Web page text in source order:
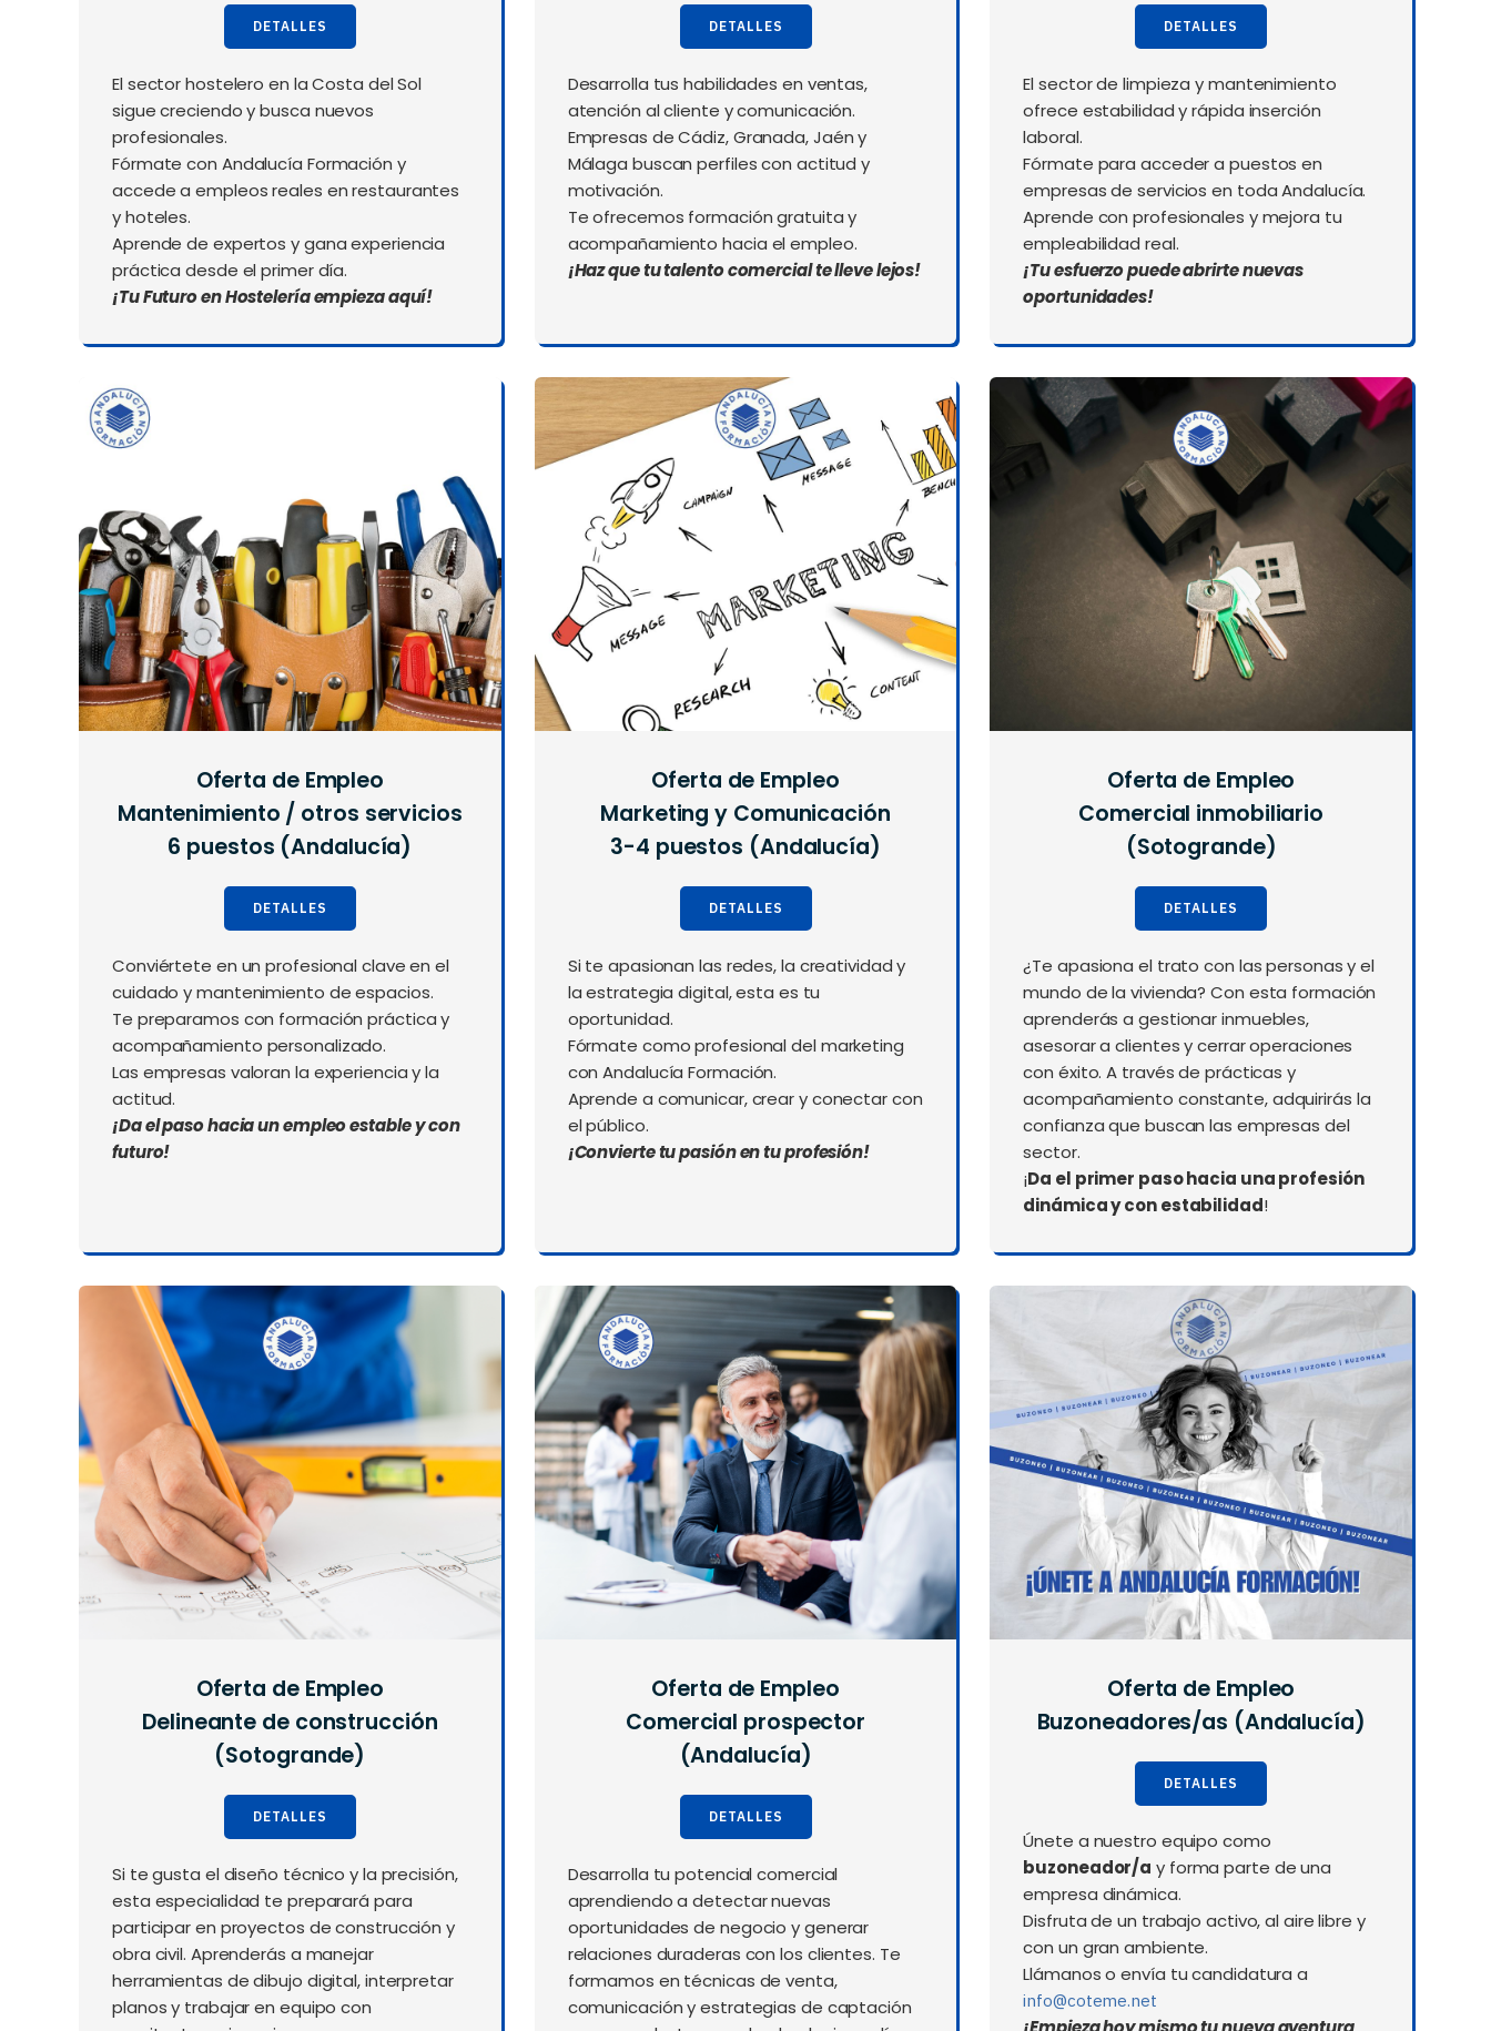
DETALLES
El sector hostelero en la Costa del Sol
sigue creciendo y busca nuevos
profesionales.
Fórmate con Andalucía Formación y
accede a empleos reales en restaurantes
y hoteles.
Aprende de expertos y gana experiencia
práctica desde el primer día.
¡Tu Futuro en Hostelería empieza aquí!
DETALLES
Desarrolla tus habilidades en ventas,
atención al cliente y comunicación.
Empresas de Cádiz, Granada, Jaén y
Málaga buscan perfiles con actitud y
motivación.
Te ofrecemos formación gratuita y
acompañamiento hacia el empleo.
¡Haz que tu talento comercial te lleve lejos!
DETALLES
El sector de limpieza y mantenimiento
ofrece estabilidad y rápida inserción
laboral.
Fórmate para acceder a puestos en
empresas de servicios en toda Andalucía.
Aprende con profesionales y mejora tu
empleabilidad real.
¡Tu esfuerzo puede abrirte nuevas
oportunidades!
Oferta de Empleo
Mantenimiento / otros servicios
6 puestos (Andalucía)
DETALLES
Conviértete en un profesional clave en el
cuidado y mantenimiento de espacios.
Te preparamos con formación práctica y
acompañamiento personalizado.
Las empresas valoran la experiencia y la
actitud.
¡Da el paso hacia un empleo establey con
futuro!
Oferta de Empleo
Marketing y Comunicación
3-4 puestos (Andalucía)
DETALLES
Si te apasionan las redes, la creatividad y
la estrategia digital, esta es tu
oportunidad.
Fórmate como profesional del marketing
con Andalucía Formación.
Aprende a comunicar, crear y conectar con
el público.
¡Convierte tu pasión en tu profesión!
Oferta de Empleo
Comercial inmobiliario
(Sotogrande)
DETALLES
¿Te apasiona el trato con las personas y el
mundo de la vivienda? Con esta formación
aprenderás a gestionar inmuebles,
asesorar a clientes y cerrar operaciones
con éxito. A través de prácticas y
acompañamiento constante, adquirirás la
confianza que buscan las empresas del
sector.
¡Da el primer paso hacia una profesión
dinámica y con estabilidad!
Oferta de Empleo
Delineante de construcción
(Sotogrande)
DETALLES
Si te gusta el diseño técnico y la precisión,
esta especialidad te preparará para
participar en proyectos de construcción y
obra civil. Aprenderás a manejar
herramientas de dibujo digital, interpretar
planos y trabajar en equipo con
Oferta de Empleo
Comercial prospector
(Andalucía)
DETALLES
Desarrolla tu potencial comercial
aprendiendo a detectar nuevas
oportunidades de negocio y generar
relaciones duraderas con los clientes. Te
formamos en técnicas de venta,
comunicación y estrategias de captación
Oferta de Empleo
Buzoneadores/as (Andalucía)
DETALLES
Únete a nuestro equipo como
buzoneador/a y forma parte de una
empresa dinámica.
Disfruta de un trabajo activo, al aire libre y
con un gran ambiente.
Llámanos o envía tu candidatura a
info@coteme.net